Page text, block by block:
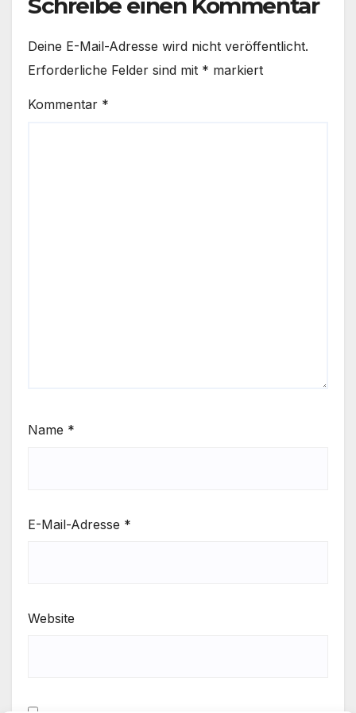
Schreibe einen Kommentar
Deine E-Mail-Adresse wird nicht veröffentlicht.
Erforderliche Felder sind mit * markiert
Kommentar *
Name *
E-Mail-Adresse *
Website